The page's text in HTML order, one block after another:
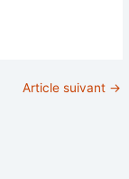
Article suivant →